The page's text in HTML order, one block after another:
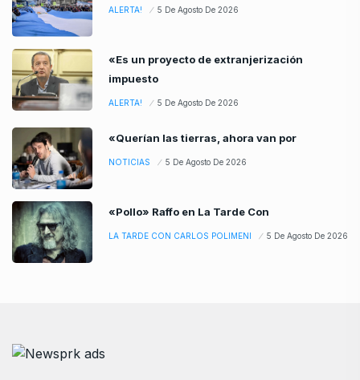
ALERTA! 5 De Agosto De 2026
«Es un proyecto de extranjerización
impuesto
ALERTA! 5 De Agosto De 2026
«Querían las tierras, ahora van por
NOTICIAS 5 De Agosto De 2026
«Pollo» Raffo en La Tarde Con
LA TARDE CON CARLOS POLIMENI 5 De Agosto De 2026